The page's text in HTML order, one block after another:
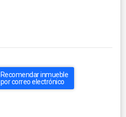
Recomendar inmueble
por correo electrónico